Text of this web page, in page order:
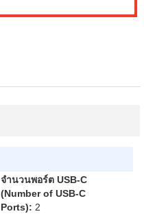
จำนวนพอร์ต USB-C
(Number of USB-C
Ports): 2